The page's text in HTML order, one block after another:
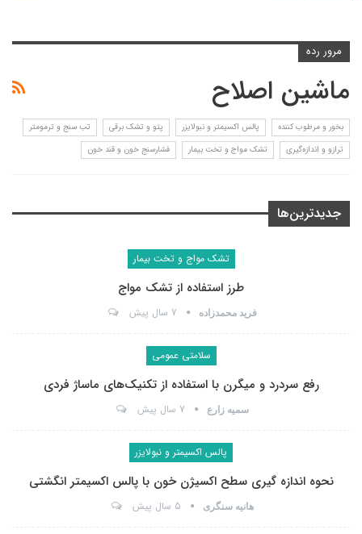
مرور رده
ماشین اصلاح
بخور و مرطوب کننده پالس اکسیمتر و نبولایزر پتو و تشک برقی
تب سنج و ترمومتر
ترازو و اندازه‌گیری
تشک مواج و تخت بیمار فشارسنج خون و قند خون
جدیدترین‌ها
تشک مواج و تخت بیمار
طرز استفاده از تشک مواج
فرید محمدزاده 7 سال پیش
سلامتی عمومی
رفع سردرد و میگرن با استفاده از تکنیک‌های ماساژ فردی
سمیه زارع 7 سال پیش
پالس اکسیمتر و نبولایزر
نحوه اندازه گیری سطح اکسیژن خون با پالس اکسیمتر انگشتی
هانیه سنگری 5 سال پیش